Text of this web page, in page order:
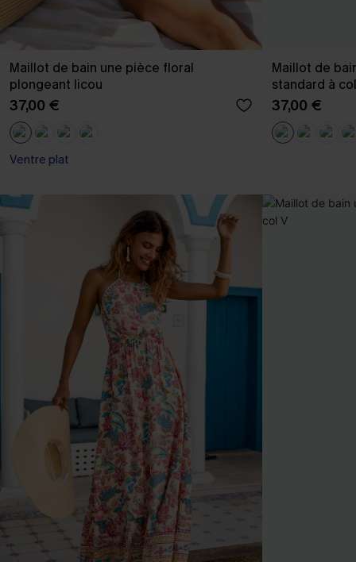
Maillot de bain une pièce floral
plongeant licou
37,00 €
Ventre plat
Maillot de
standard à
37,00 €